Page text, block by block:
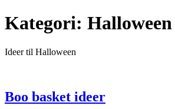
Kategori: Halloween
Ideer til Halloween
Boo basket ideer